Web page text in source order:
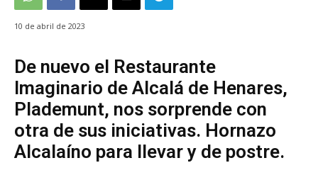
10 de abril de 2023
De nuevo el Restaurante
Imaginario de Alcalá de Henares,
Plademunt, nos sorprende con
otra de sus iniciativas. Hornazo
Alcalaíno para llevar y de postre.